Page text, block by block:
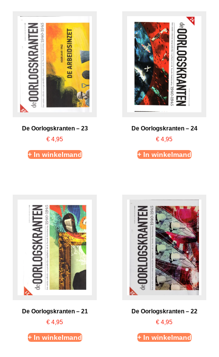
De Oorlogskranten – 23
€ 4,95
+ In winkelmand
De Oorlogskranten – 24
€ 4,95
+ In winkelmand
De Oorlogskranten – 21
€ 4,95
+ In winkelmand
De Oorlogskranten – 22
€ 4,95
+ In winkelmand